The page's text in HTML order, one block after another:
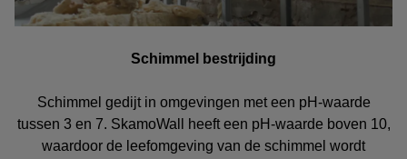
Schimmel bestrijding
Schimmel gedijt in omgevingen met een pH-waarde
tussen 3 en 7. SkamoWall heeft een pH-waarde boven 10,
waardoor de leefomgeving van de schimmel wordt